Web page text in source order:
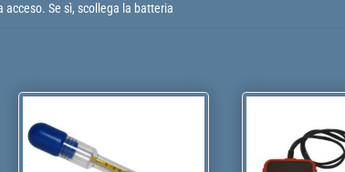
acceso. Se sì, scollega la batteria